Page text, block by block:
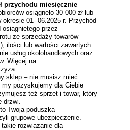
przychodu miesięcznie
osiągnęło 30 000 zł lub
okresie 01- 06.2025 r. Przychód
przez
ze sprzedaży towarów
ilości lub wartości zawartych
usług okołohandlowych oraz
Więcej na
sklep – nie musisz mieć
my pozyskujemy dla Ciebie
też sprzęt i towar, który
drzwi.
Twoja poduszka
grupowe ubezpieczenie.
rozwiązanie dla